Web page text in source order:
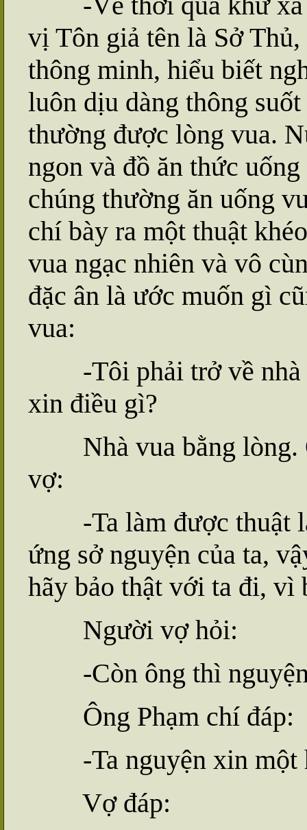
vị Tôn giả tên là Sở
thông minh, hiểu biết
luôn dịu dàng thông
thường được lòng vua.
ngon và đồ ăn thức
chúng thường ăn uống
chí bày ra một thuật
vua ngạc nhiên và vô
đặc ân là ước muốn gì
vua:
-Tôi phải trở về nhà
xin điều gì?
Nhà vua bằng lòng.
vợ:
-Ta làm được thuật
ứng sở nguyện của ta,
hãy bảo thật với ta đi, vì
Người vợ hỏi:
-Còn ông thì nguyện
Ông Phạm chí đáp:
-Ta nguyện xin một
Vợ đáp: